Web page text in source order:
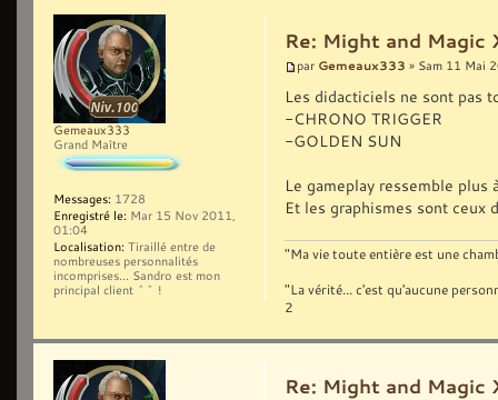
Re: Might and Magic
par Gemeaux333 » Sam 11 Mai
Les didacticiels ne sont pas
-CHRONO TRIGGER
-GOLDEN SUN
Le gameplay ressemble
Et les graphismes sont ceux
"Ma vie toute entière est une
"La vérité... c'est qu'aucune
2
Gemeaux333
Grand Maître
Messages: 1728
Enregistré le: Mar 15 Nov 2011,
01:04
Localisation: Tiraillé entre de
nombreuses personnalités
incomprises... Sandro est mon
principal client ^^ !
Re: Might and Magic